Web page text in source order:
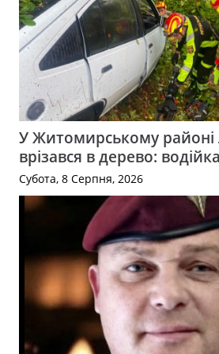
У Житомирському районі
врізався в дерево:
Субота, 8 Серпня, 2026